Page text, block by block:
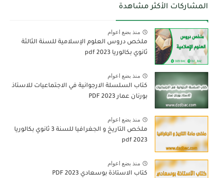
المشاركات الأكثر مشاهدة
منذ بضع اعوام
ملخص دروس العلوم الإسلامية للسنة الثالثة
ثانوي بكالوريا pdf 2023
منذ بضع اعوام
كتاب السلسلة الارجوانية في الاجتماعيات للاستاذ
بورنان عمار 2023 PDF
منذ بضع اعوام
ملخص التاريخ و الجغرافيا للسنة 3 ثانوي بكالوريا
pdf 2023
منذ بضع اعوام
كتاب الاستاذة بوسعادي 2023 PDF